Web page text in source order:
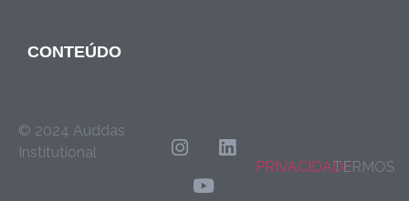
CONTEÚDO
© 2024 Auddas
Institutional
PRIVACIDADETERMOS